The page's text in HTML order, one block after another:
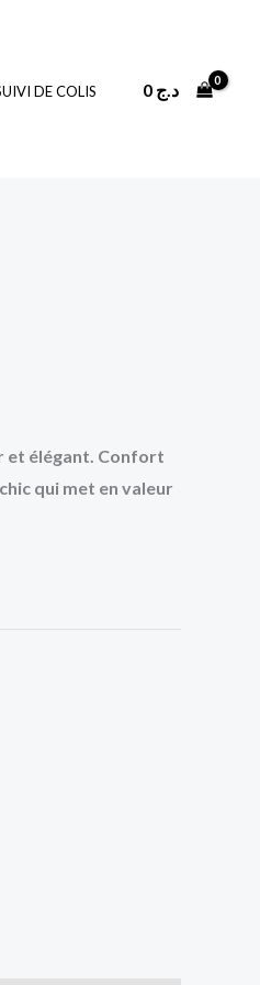
DE COLIS 0 د.ج
et élégant. Confort
qui met en valeur